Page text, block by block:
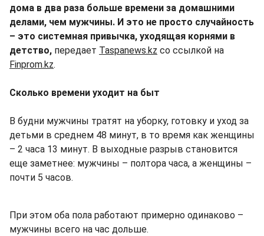
дома в два раза больше времени за домашними
делами, чем мужчины. И это не просто случайность
– это системная привычка, уходящая корнями в
детство, передает Taspanews.kz со ссылкой на
Finprom.kz.
Сколько времени уходит на быт
В будни мужчины тратят на уборку, готовку и уход за
детьми в среднем 48 минут, в то время как женщины
– 2 часа 13 минут. В выходные разрыв становится
еще заметнее: мужчины – полтора часа, а женщины –
почти 5 часов.
При этом оба пола работают примерно одинаково –
мужчины всего на час дольше.